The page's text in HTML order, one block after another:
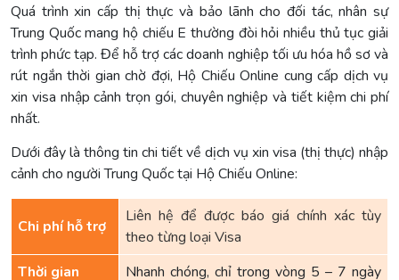
Quá trình xin cấp thị thực và bảo lãnh cho đối tác, nhân sự
Trung Quốc mang hộ chiếu E thường đòi hỏi nhiều thủ tục giải
trình phức tạp. Để hỗ trợ các doanh nghiệp tối ưu hóa hồ sơ và
rút ngắn thời gian chờ đợi, Hộ Chiếu Online cung cấp dịch vụ
xin visa nhập cảnh trọn gói, chuyên nghiệp và tiết kiệm chi phí
nhất.
Dưới đây là thông tin chi tiết về dịch vụ xin visa (thị thực) nhập
cảnh cho người Trung Quốc tại Hộ Chiếu Online:
Chi phí hỗ trợ
Liên hệ để được báo giá chính xác tùy
theo từng loại Visa
Thời gian
Nhanh chóng, chỉ trong vòng 5 – 7 ngày